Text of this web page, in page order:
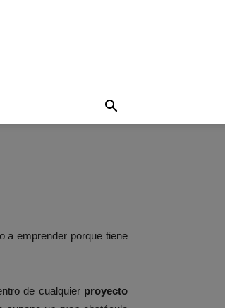
a emprender porque tiene
de cualquier proyecto